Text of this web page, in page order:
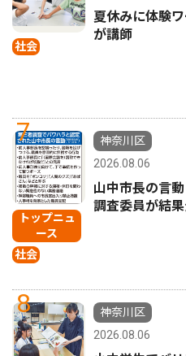
社会
夏休みに体験
が講師
7
トップニュ
ース
社会
神奈川区
2026.08.06
山中市長の言
調査委員が結
8
神奈川区
2026.08.06